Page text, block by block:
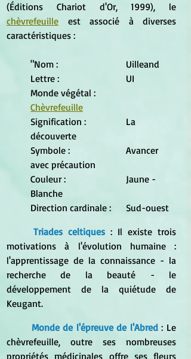
chèvrefeuille est associé à diverses
caractéristiques :
"Nom :			Uilleand
Lettre :			UI
Chèvrefeuille
Signification :		La
découverte
Symbole :			Avancer
avec précaution
Couleur :			Jaune -
Blanche
Direction cardinale :	Sud-ouest
Triades celtiques : Il existe trois
motivations à l'évolution humaine :
l'apprentissage de la connaissance - la
recherche de la beauté - le
développement de la quiétude de
Keugant.
Monde de l'épreuve de l'Abred : Le
chèvrefeuille, outre ses nombreuses
propriétés médicinales offre ses fleurs